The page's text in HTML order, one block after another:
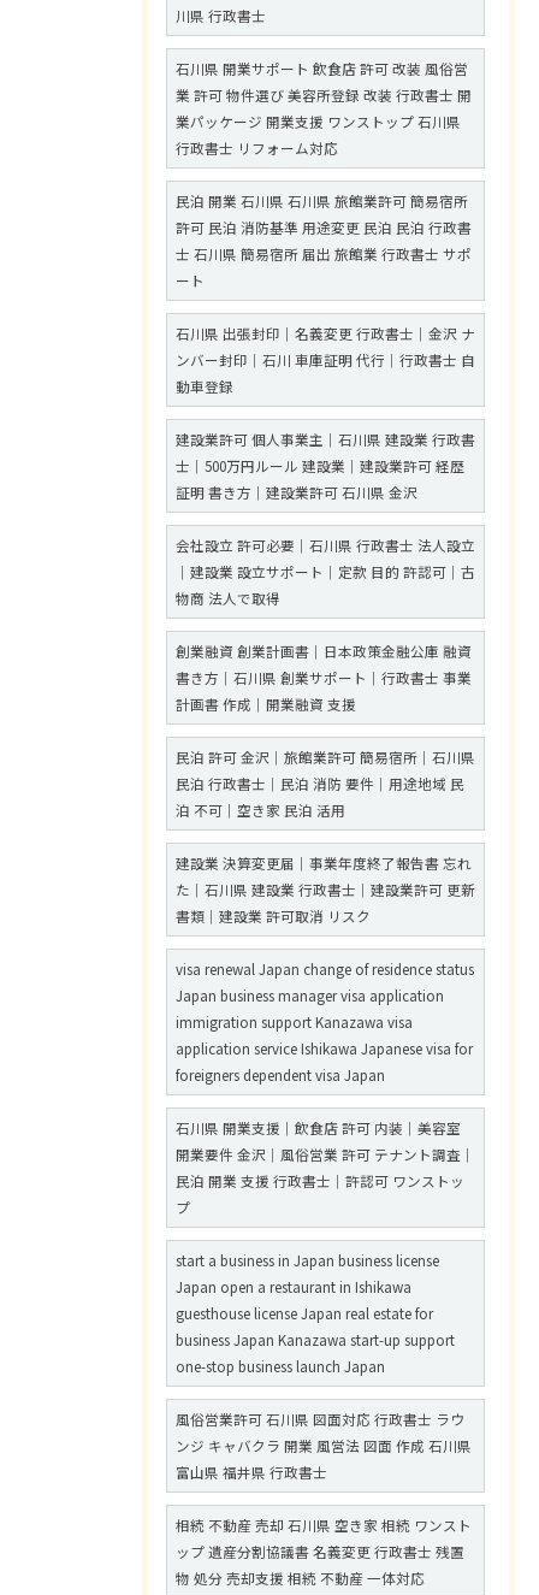
川県 行政書士
石川県 開業サポート 飲食店 許可 改装 風俗営
業 許可 物件選び 美容所登録 改装 行政書士 開
業パッケージ 開業支援 ワンストップ 石川県
行政書士 リフォーム対応
民泊 開業 石川県 石川県 旅館業許可 簡易宿所
許可 民泊 消防基準 用途変更 民泊 民泊 行政書
士 石川県 簡易宿所 届出 旅館業 行政書士 サポ
ート
石川県 出張封印｜名義変更 行政書士｜金沢 ナ
ンバー封印｜石川 車庫証明 代行｜行政書士 自
動車登録
建設業許可 個人事業主｜石川県 建設業 行政書
士｜500万円ルール 建設業｜建設業許可 経歴
証明 書き方｜建設業許可 石川県 金沢
会社設立 許可必要｜石川県 行政書士 法人設立
｜建設業 設立サポート｜定款 目的 許認可｜古
物商 法人で取得
創業融資 創業計画書｜日本政策金融公庫 融資
書き方｜石川県 創業サポート｜行政書士 事業
計画書 作成｜開業融資 支援
民泊 許可 金沢｜旅館業許可 簡易宿所｜石川県
民泊 行政書士｜民泊 消防 要件｜用途地域 民
泊 不可｜空き家 民泊 活用
建設業 決算変更届｜事業年度終了報告書 忘れ
た｜石川県 建設業 行政書士｜建設業許可 更新
書類｜建設業 許可取消 リスク
visa renewal Japan change of residence status
Japan business manager visa application
immigration support Kanazawa visa
application service Ishikawa Japanese visa for
foreigners dependent visa Japan
石川県 開業支援｜飲食店 許可 内装｜美容室
開業要件 金沢｜風俗営業 許可 テナント調査｜
民泊 開業 支援 行政書士｜許認可 ワンストッ
プ
start a business in Japan business license
Japan open a restaurant in Ishikawa
guesthouse license Japan real estate for
business Japan Kanazawa start-up support
one-stop business launch Japan
風俗営業許可 石川県 図面対応 行政書士 ラウ
ンジ キャバクラ 開業 風営法 図面 作成 石川県
富山県 福井県 行政書士
相続 不動産 売却 石川県 空き家 相続 ワンスト
ップ 遺産分割協議書 名義変更 行政書士 残置
物 処分 売却支援 相続 不動産 一体対応